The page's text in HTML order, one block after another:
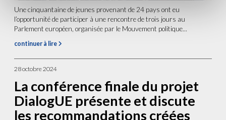
Une cinquantaine de jeunes provenant de 24 pays ont eu
l’opportunité de participer à une rencontre de trois jours au
Parlement européen, organisée par le Mouvement politique...
continuer à lire
28 octobre 2024
La conférence finale du projet
DialogUE présente et discute
les recommandations créées